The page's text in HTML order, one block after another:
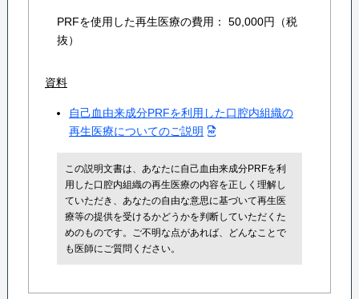
PRFを使用した再生医療の費用： 50,000円（税
抜）
資料
自己血由来成分PRFを利用した口腔内組織の
再生医療についてのご説明
この説明文書は、あなたに自己血由来成分PRFを利
用した口腔内組織の再生医療の内容を正しく理解し
ていただき、あなたの自由な意思に基づいて再生医
療等の提供を受けるかどうかを判断していただくた
めのものです。ご不明な点があれば、どんなことで
も医師にご質問ください。